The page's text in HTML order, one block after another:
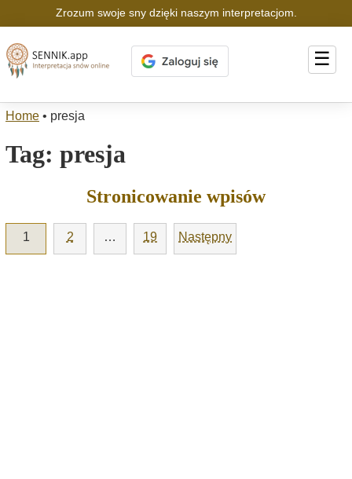
Zrozum swoje sny dzięki naszym interpretacjom.
☰
Home • presja
Tag: presja
Stronicowanie wpisów
1 2 … 19 Następny